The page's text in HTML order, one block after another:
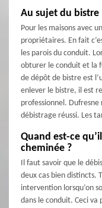
Au sujet du bistre
Pour les maisons avec
propriétaires. En fait
les parois du conduit.
obturer le conduit et la
de dépôt de bistre est
enlever le bistre, il est
professionnel.
débistrage réussi. Les
Quand est-ce
cheminée ?
Il faut savoir que le
deux cas bien distincts.
intervention lorsqu’on
dans le conduit. Ceci